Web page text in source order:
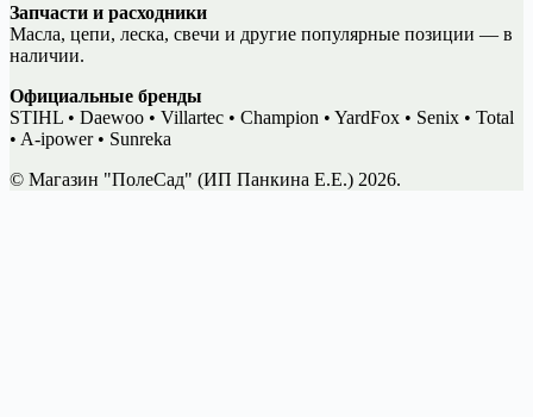
Запчасти и расходники
Масла, цепи, леска, свечи и другие популярные позиции — в
наличии.
Официальные бренды
STIHL • Daewoo • Villartec • Champion • YardFox • Senix • Total
• A-ipower • Sunreka
© Магазин "ПолеСад" (ИП Панкина Е.Е.) 2026.